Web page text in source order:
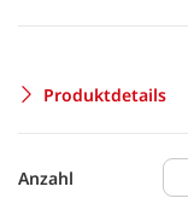
Produktdetails
Anzahl